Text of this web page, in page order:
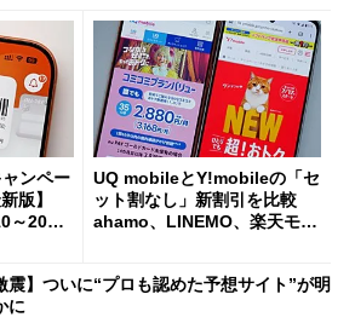
ンペー
新版】
～20％
UQ mobileとY!mobileの「セ
ット割なし」新割引を比較
ahamo、LINEMO、楽天モバ
震】ついに“プロも認めた予想サイト”が明
に